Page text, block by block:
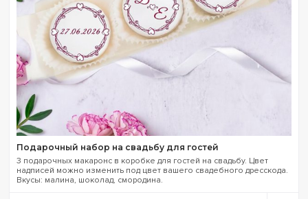
Подарочный набор на свадьбу для гостей
3 подарочных макаронс в коробке для гостей на свадьбу. Цвет
надписей можно изменить под цвет вашего свадебного дресскода.
Вкусы: малина, шоколад, смородина.